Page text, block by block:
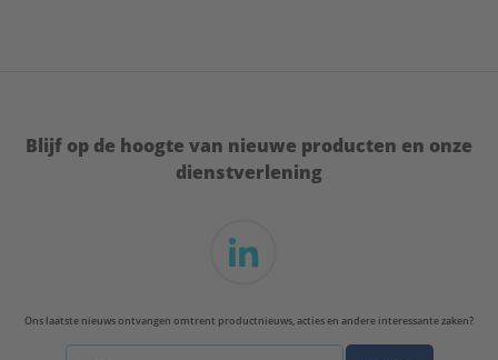
Blijf op de hoogte van nieuwe producten en onze
dienstverlening
Ons laatste nieuws ontvangen omtrent productnieuws, acties en andere interessante zaken?